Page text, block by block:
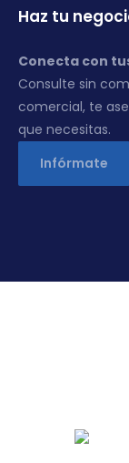
Haz tu
Conecta con
Consulte sin
comercial, te
que necesitas.
Infórmate